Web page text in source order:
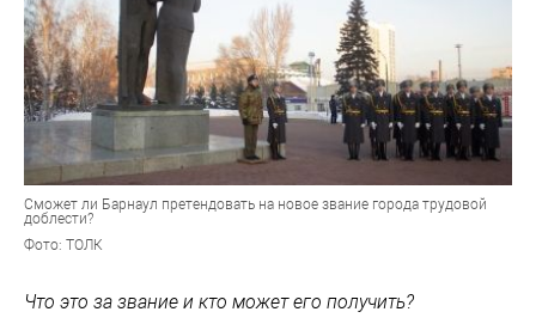
Сможет ли Барнаул претендовать на новое звание города трудовой
доблести?
Фото: ТОЛК
Что это за звание и кто может его получить?